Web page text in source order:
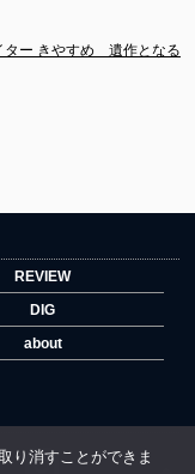
ター きやすめ　遺作となる
REVIEW
DIG
about
り消すことができま